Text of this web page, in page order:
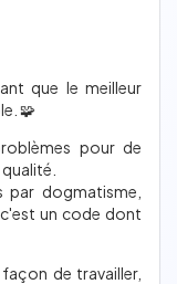
que le meilleur
🧩
pour de
par dogmatisme,
un code dont
de travailler,